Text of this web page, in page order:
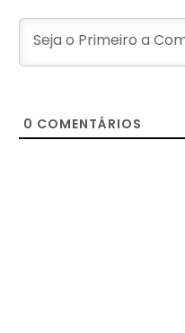
0 COMENTÁRIOS